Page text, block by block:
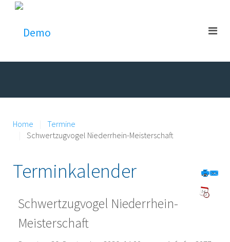
Home
Termine
Schwertzugvogel Niederrhein-Meisterschaft
Terminkalender
Schwertzugvogel Niederrhein-
Meisterschaft